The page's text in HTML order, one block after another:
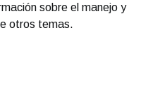
sobre el manejo y
otros temas.